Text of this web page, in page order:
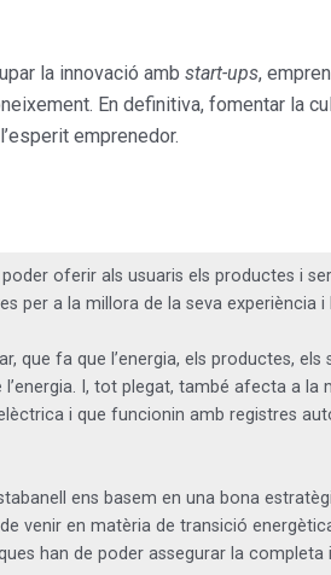
la innovació amb start-ups,
En definitiva, fomentar la
emprenedor.
oferir als usuaris els productes i
per a la millora de la seva
que fa que l’energia, els productes,
I, tot plegat, també afecta a
i que funcionin amb registres
ens basem en una bona
venir en matèria de transició
han de poder assegurar la